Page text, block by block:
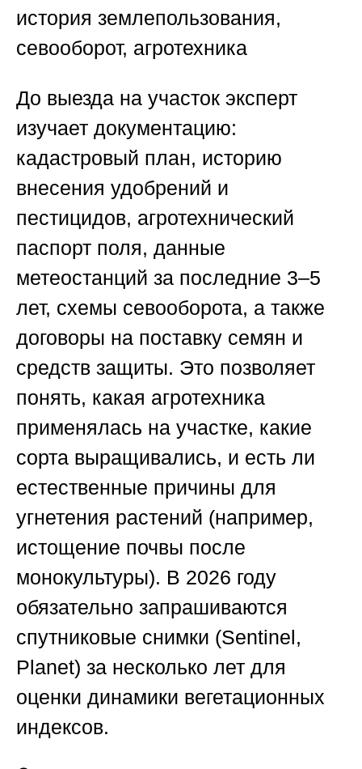
история землепользования,
севооборот, агротехника
До выезда на участок эксперт
изучает документацию:
кадастровый план, историю
внесения удобрений и
пестицидов, агротехнический
паспорт поля, данные
метеостанций за последние 3–5
лет, схемы севооборота, а также
договоры на поставку семян и
средств защиты. Это позволяет
понять, какая агротехника
применялась на участке, какие
сорта выращивались, и есть ли
естественные причины для
угнетения растений (например,
истощение почвы после
монокультуры). В 2026 году
обязательно запрашиваются
спутниковые снимки (Sentinel,
Planet) за несколько лет для
оценки динамики вегетационных
индексов.